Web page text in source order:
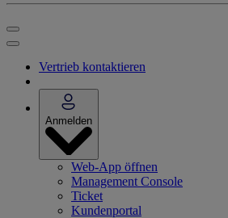
Vertrieb kontaktieren
Anmelden
Web-App öffnen
Management Console
Ticket
Kundenportal